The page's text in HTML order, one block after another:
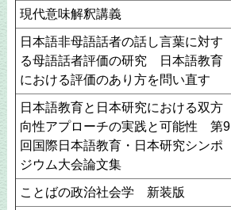
現代意味解釈講義
日本語非母語話者の話し言葉に対す
る母語話者評価の研究 日本語教育
における評価のあり方を問い直す
日本語教育と日本研究における双方
向性アプローチの実践と可能性 第9
回国際日本語教育・日本研究シンポ
ジウム大会論文集
ことばの政治社会学 新装版